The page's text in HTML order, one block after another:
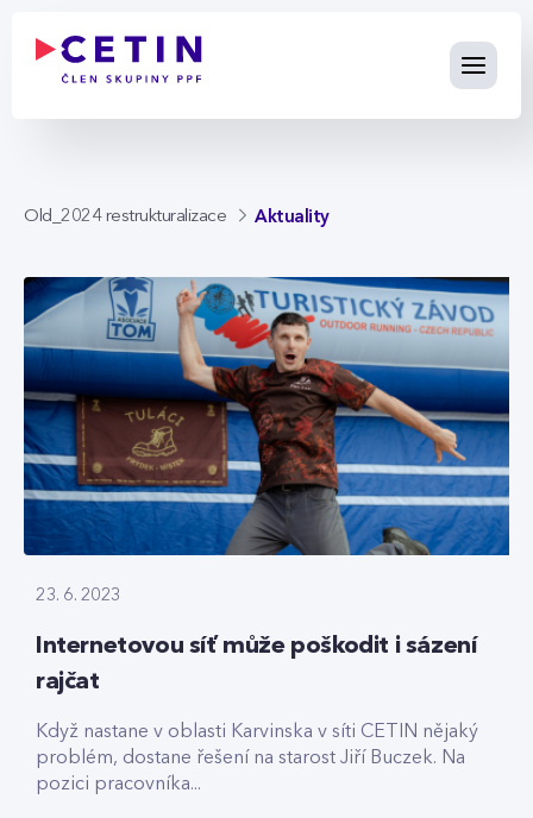
Old_2024 restrukturalizace Aktuality
23. 6. 2023
Internetovou síť může poškodit i sázení
rajčat
Když nastane v oblasti Karvinska v síti CETIN nějaký
problém, dostane řešení na starost Jiří Buczek. Na
pozici pracovníka...